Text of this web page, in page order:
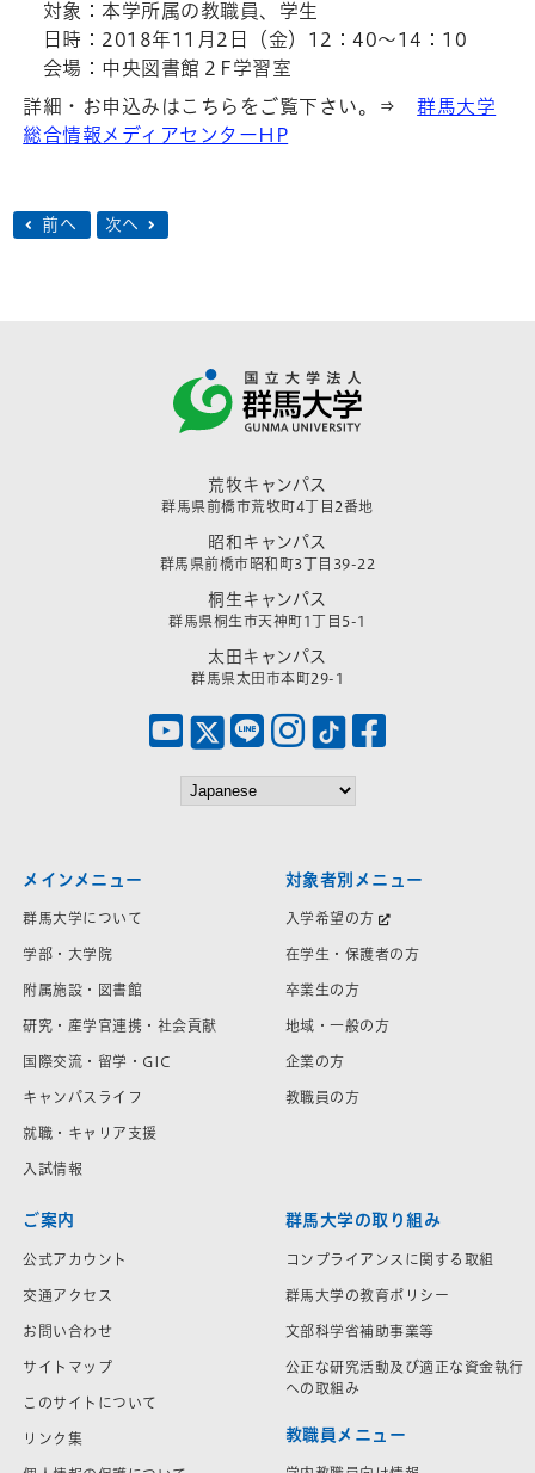
対象：本学所属の教職員、学生
日時：2018年11月2日（金）12：40～14：10
会場：中央図書館２F学習室
詳細・お申込みはこちらをご覧下さい。⇒群馬大学
総合情報メディアセンターHP
前へ 次へ
荒牧キャンパス
群馬県前橋市荒牧町4丁目2番地
昭和キャンパス
群馬県前橋市昭和町3丁目39-22
桐生キャンパス
群馬県桐生市天神町1丁目5-1
太田キャンパス
群馬県太田市本町29-1
メインメニュー
群馬大学について
学部・大学院
附属施設・図書館
研究・産学官連携・社会貢献
国際交流・留学・GIC
キャンパスライフ
就職・キャリア支援
入試情報
対象者別メニュー
入学希望の方
在学生・保護者の方
卒業生の方
地域・一般の方
企業の方
教職員の方
ご案内
公式アカウント
交通アクセス
お問い合わせ
サイトマップ
このサイトについて
リンク集
群馬大学の取り組み
コンプライアンスに関する取組
群馬大学の教育ポリシー
文部科学省補助事業等
公正な研究活動及び適正な資金執行
への取組み
教職員メニュー